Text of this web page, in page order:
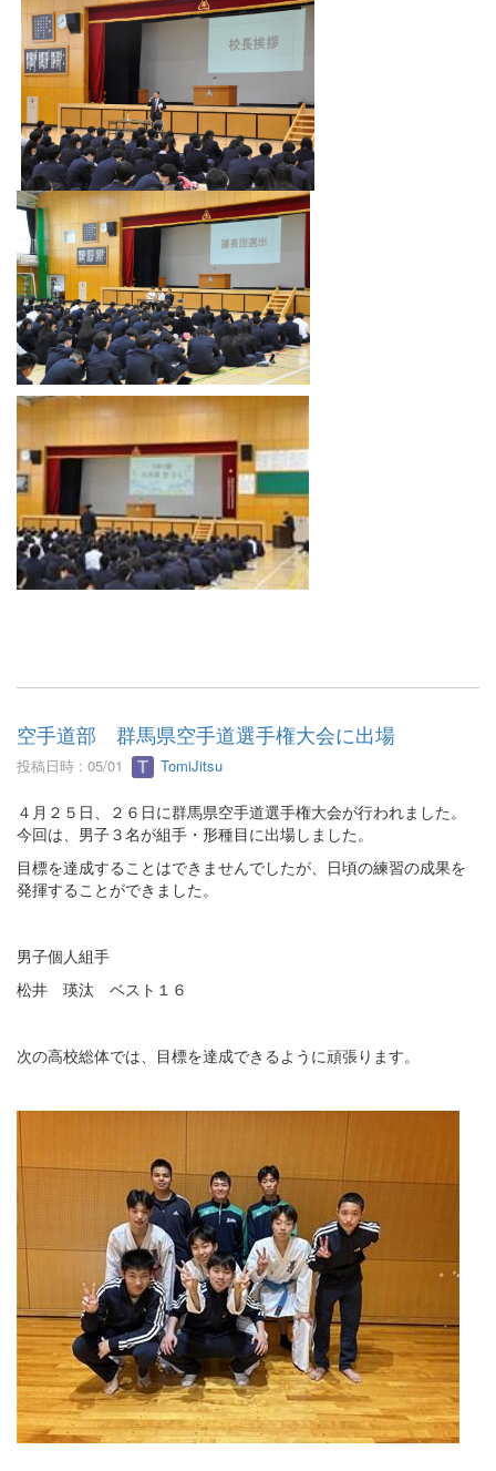
空手道部 群馬県空手道選手権大会に出場
投稿日時 : 05/01 TomiJitsu
４月２５日、２６日に群馬県空手道選手権大会が行われました。
今回は、男子３名が組手・形種目に出場しました。
目標を達成することはできませんでしたが、日頃の練習の成果を
発揮することができました。
男子個人組手
松井 瑛汰 ベスト１６
次の高校総体では、目標を達成できるように頑張ります。